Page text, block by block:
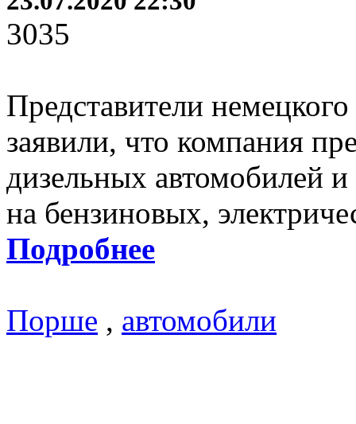
3035
Представители
заявили, что компания
дизельных автомобилей и
на бензиновых,
Подробнее
Порше , автомобили